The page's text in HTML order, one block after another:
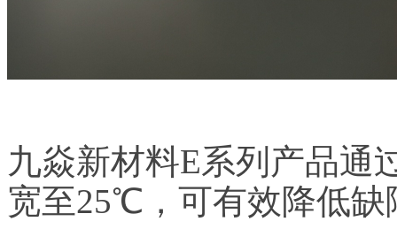
九焱新材料E系列产品通
宽至25℃，可有效降低缺